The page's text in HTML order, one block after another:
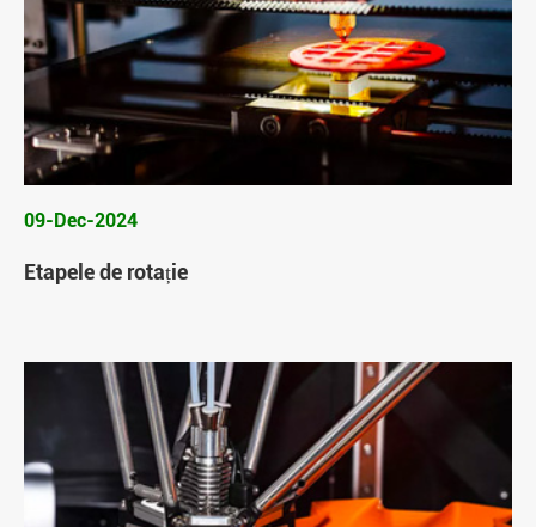
09-Dec-2024
Etapele de rotație